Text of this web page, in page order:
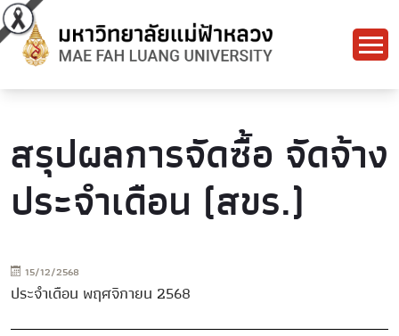
สรุปผลการจัดซื้อ จัดจ้าง
ประจำเดือน (สขร.)
15/12/2568
ประจำเดือน พฤศจิกายน 2568